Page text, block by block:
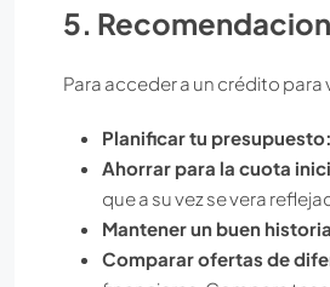
5.
Para acceder a un crédito
Planificar tu presupuesto:
Ahorrar para la cuota
que a su vez se vera
Mantener un buen
Comparar ofertas de